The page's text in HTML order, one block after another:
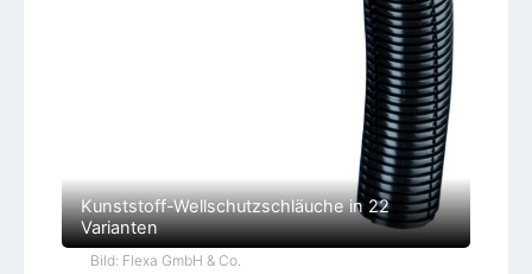
Kunststoff-Wellschutzschläuche in 22
Varianten
Bild: Flexa GmbH & Co.